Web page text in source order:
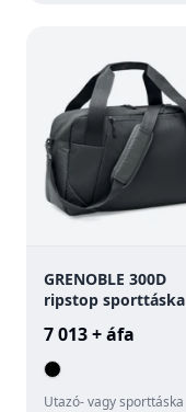
GRENOBLE 300D
ripstop sporttáska
7 013 + áfa
Utazó- vagy sporttáska